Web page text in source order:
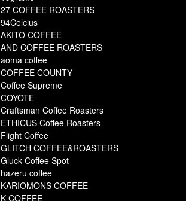
27 COFFEE ROASTERS
94Celcius
AKITO COFFEE
AND COFFEE ROASTERS
aoma coffee
COFFEE COUNTY
Coffee Supreme
COYOTE
Craftsman Coffee Roasters
ETHICUS Coffee Roasters
Flight Coffee
GLITCH COFFEE&ROASTERS
Gluck Coffee Spot
hazeru coffee
KARIOMONS COFFEE
K COFFEE